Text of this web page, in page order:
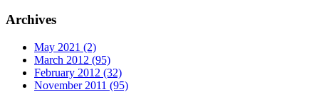
Archives
May 2021 (2)
March 2012 (95)
February 2012 (32)
November 2011 (95)